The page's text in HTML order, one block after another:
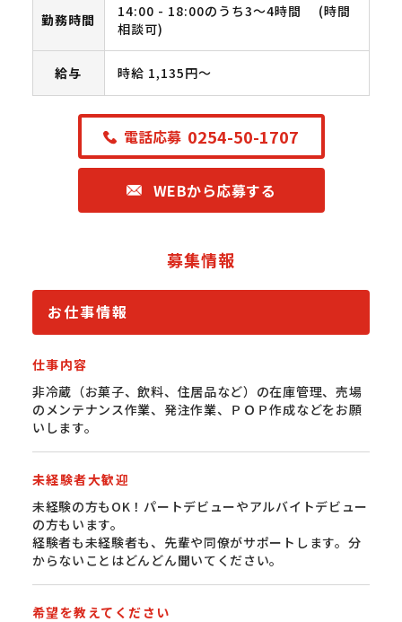
勤務時間
14:00 - 18:00のうち3～4時間 (時間
相談可)
給与 時給 1,135円〜
電話応募 0254-50-1707
WEBから応募する
募集情報
お仕事情報
仕事内容
非冷蔵（お菓子、飲料、住居品など）の在庫管理、売場
のメンテナンス作業、発注作業、ＰＯＰ作成などをお願
いします。
未経験者大歓迎
未経験の方もOK！パートデビューやアルバイトデビュー
の方もいます。
経験者も未経験者も、先輩や同僚がサポートします。分
からないことはどんどん聞いてください。
希望を教えてください